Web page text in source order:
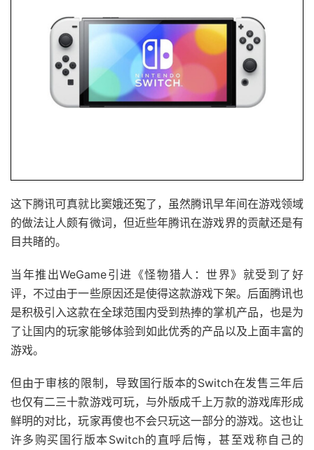
这下腾讯可真就比窦娥还冤了，虽然腾讯早年间在游戏领域
的做法让人颇有微词，但近些年腾讯在游戏界的贡献还是有
目共睹的。
当年推出WeGame引进《怪物猎人：世界》就受到了好
评，不过由于一些原因还是使得这款游戏下架。后面腾讯也
是积极引入这款在全球范围内受到热捧的掌机产品，也是为
了让国内的玩家能够体验到如此优秀的产品以及上面丰富的
游戏。
但由于审核的限制，导致国行版本的Switch在发售三年后
也仅有二三十款游戏可玩，与外版成千上万款的游戏库形成
鲜明的对比，玩家再傻也不会只玩这一部分的游戏。这也让
许多购买国行版本Switch的直呼后悔，甚至戏称自己的